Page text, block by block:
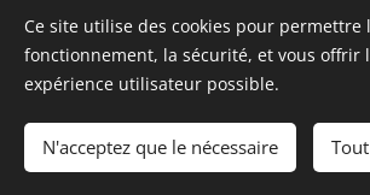
Tous droits réservés @ Chloé in Japan
Ce site utilise des cookies pour permettre
fonctionnement, la sécurité, et vous offrir
expérience utilisateur possible.
N'acceptez que le nécessaire